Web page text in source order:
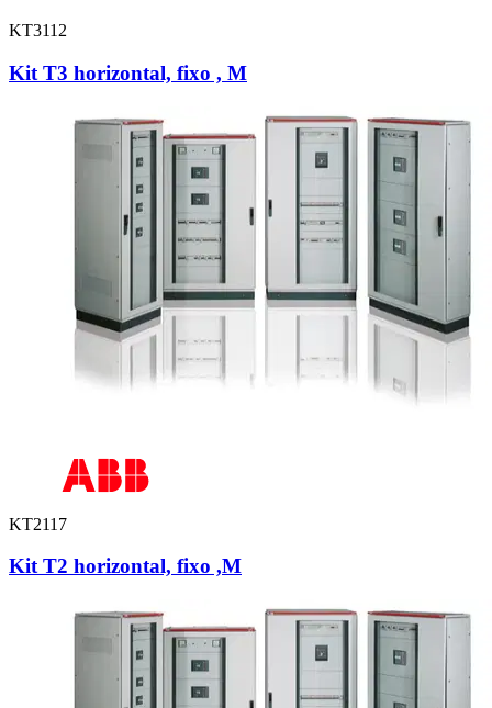
KT3112
Kit T3 horizontal, fixo , M
KT2117
Kit T2 horizontal, fixo ,M